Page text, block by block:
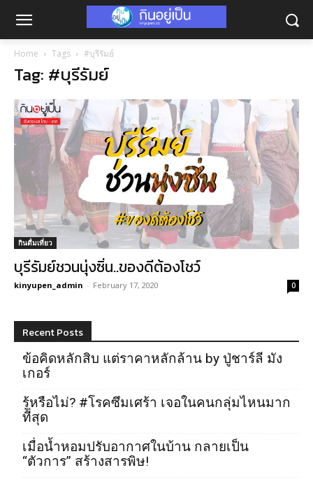
Home Tags #บุรีรัมย์
Tag: #บุรีรัมย์
กินดื่มเที่ยว
บุรีรัมย์ชวนนุ่งซิ่น..ของดีต้องโชว์
kinyupen_admin - February 17, 2020 0
Recent Posts
ข้อคิดหลักสิบ แต่ราคาหลักล้าน by ปู่ชาร์ลี มัง
เกอร์
รู้หรือไม่? #โรคซึมเศร้า เจอในคนกลุ่มไหนมาก
ที่สุด
เมื่อน้ำหอมปรับอากาศในบ้าน กลายเป็น
“ตัวการ” สร้างสารพิษ!